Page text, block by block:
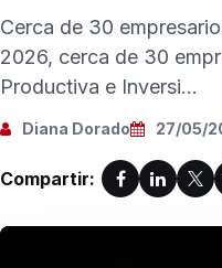
Cerca de 30
2026, cerca de 30
Productiva e Inversi...
Diana Dorado 27/05/
Compartir: